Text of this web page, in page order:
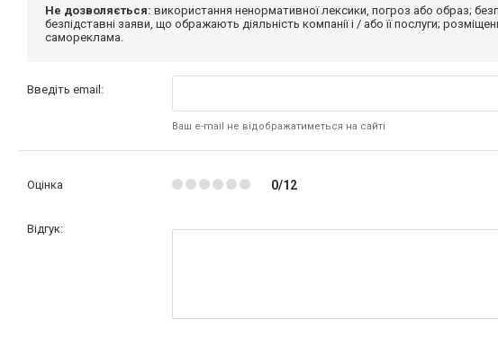
Не дозволяється: використання ненормативної лексики, погроз або образ;
безпідставні заяви, що ображають діяльність компанії і / або її послуги;
самореклама.
Введіть email:
Ваш e-mail не відображатиметься на сайті
Оцінка 0/12
Відгук: